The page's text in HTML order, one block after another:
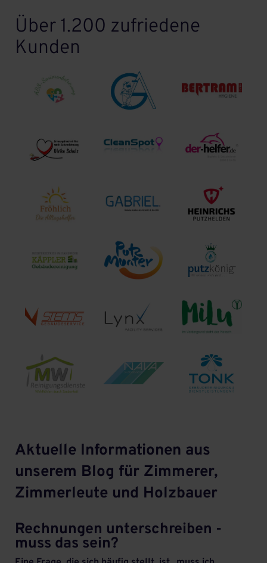
Über 1.200 zufriedene
Kunden
Aktuelle Informationen aus
unserem Blog für Zimmerer,
Zimmerleute und Holzbauer
Rechnungen unterschreiben -
muss das sein?